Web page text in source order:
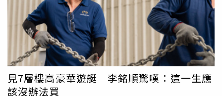
起當地交警部門的關注。不過據了解，該隻鴕鳥在不久被就
已經被飼主領回。飼主張姓男子受訪時表示，自己過去在外
地工作時，曾看過有人飼養鴕鳥，自己也動念買了10隻回
來，不過最後只活下來2隻。兩隻鴕鳥都是公的，經常在一
起打架。13日當天，張先生飼養鴕鳥的柵欄因為鴕鳥打架被
打壞了，其中一隻鴕鳥便趁隙溜出來，沒想到就一路跑上了
快速道路。「我在後面追了好久，追不上牠。最後只好掉頭
見7層樓高豪華遊艇 李銘順驚嘆：這一生應
該沒辦法買